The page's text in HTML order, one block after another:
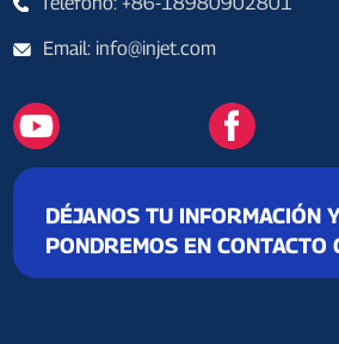
Email: info@injet.com
DÉJANOS TU INFORMACIÓN
PONDREMOS EN CONTACTO